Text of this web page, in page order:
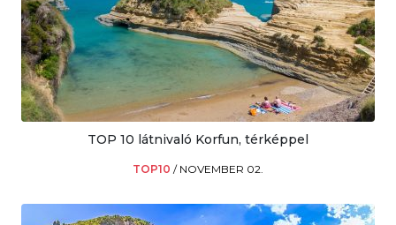
TOP 10 látnivaló Korfun, térképpel
TOP10 / NOVEMBER 02.